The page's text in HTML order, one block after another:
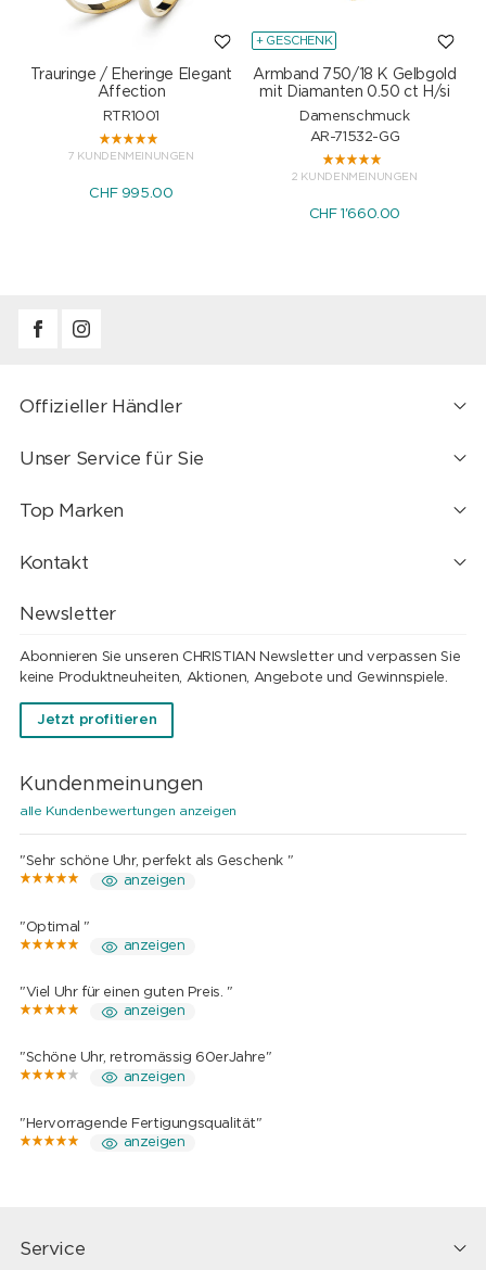
Trauringe / Eheringe Elegant
Affection
RTR1001
7 KUNDENMEINUNGEN
CHF 995.00
+ GESCHENK
Armband 750/18 K Gelbgold
mit Diamanten 0.50 ct H/si
Damenschmuck
AR-71532-GG
2 KUNDENMEINUNGEN
CHF 1'660.00
Offizieller Händler
Unser Service für Sie
Top Marken
Kontakt
Newsletter
Abonnieren Sie unseren CHRISTIAN Newsletter und verpassen Sie
keine Produktneuheiten, Aktionen, Angebote und Gewinnspiele.
Jetzt profitieren
Kundenmeinungen
alle Kundenbewertungen anzeigen
"Sehr schöne Uhr, perfekt als Geschenk "
anzeigen
"Optimal "
anzeigen
"Viel Uhr für einen guten Preis. "
anzeigen
"Schöne Uhr, retromässig 60erJahre"
anzeigen
"Hervorragende Fertigungsqualität"
anzeigen
Service